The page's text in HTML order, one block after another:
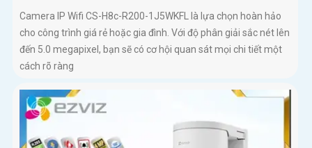
Camera IP Wifi CS-H8c-R200-1J5WKFL là lựa chọn hoàn hảo
cho công trình giá rẻ hoặc gia đình. Với độ phân giải sắc nét lên
đến 5.0 megapixel, bạn sẽ có cơ hội quan sát mọi chi tiết một
cách rõ ràng